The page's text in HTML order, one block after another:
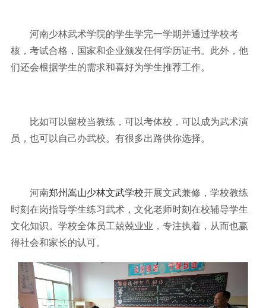
河南少林武术学院的学生学完一学期并通过学校考
核，考试合格，国家和企业颁发任何学历证书。此外，他
们还会根据学生的需求和喜好为学生推荐工作。
比如可以留校当教练，可以考体校，可以成为武术演
员，也可以自己办武校。有很多出路供你选择。
河南郑州嵩山少林文武学校开展文武兼修，学校教练
时刻在岗指导学生练习武术，文化老师时刻在校辅导学生
文化知识。学校全体员工兢兢业业，专注执着，从而也赢
得社会和家长的认可。